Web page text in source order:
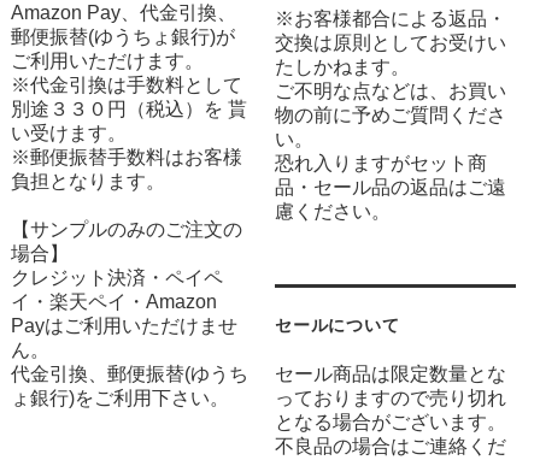
Amazon Pay、代金引換、
郵便振替(ゆうちょ銀行)が
ご利用いただけます。
※代金引換は手数料として
別途３３０円（税込）を 貰
い受けます。
※郵便振替手数料はお客様
負担となります。
【サンプルのみのご注文の
場合】
クレジット決済・ペイペ
イ・楽天ペイ・Amazon
Payはご利用いただけませ
ん。
代金引換、郵便振替(ゆうち
ょ銀行)をご利用下さい。
※お客様都合による返品・
交換は原則としてお受けい
たしかねます。
ご不明な点などは、お買い
物の前に予めご質問くださ
い。
恐れ入りますがセット商
品・セール品の返品はご遠
慮ください。
セールについて
セール商品は限定数量とな
っておりますので売り切れ
となる場合がございます。
不良品の場合はご連絡くだ